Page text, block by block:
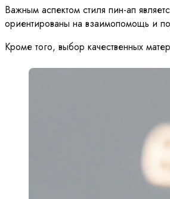
Важным аспектом стиля пин-ап
ориентированы на взаимопомощь и
Кроме того, выбор качественных